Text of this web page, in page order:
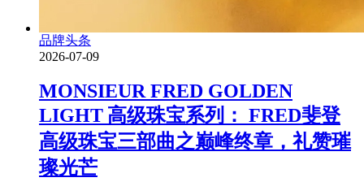
品牌头条
2026-07-09
MONSIEUR FRED GOLDEN
LIGHT 高级珠宝系列： FRED斐登
高级珠宝三部曲之巅峰终章，礼赞璀
璨光芒